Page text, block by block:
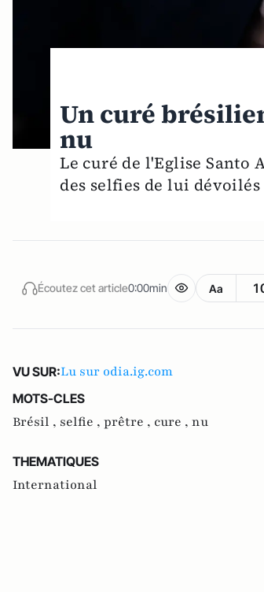
Un curé
nu
Le curé de l'Eglise Santo
des selfies de lui
Écoutez cet article0:00min Aa
VU SUR:Lu sur odia.ig.com
MOTS-CLES
Brésil , selfie , prêtre , cure , nu
THEMATIQUES
International